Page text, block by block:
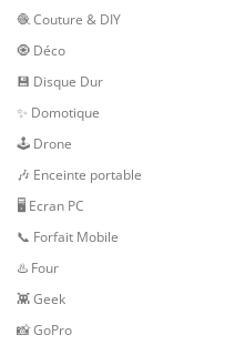
🧶 Couture & DIY
🧿 Déco
💾 Disque Dur
✨ Domotique
🕹 Drone
🎶 Enceinte portable
🖥️ Ecran PC
📞 Forfait Mobile
♨️ Four
👾 Geek
📸 GoPro